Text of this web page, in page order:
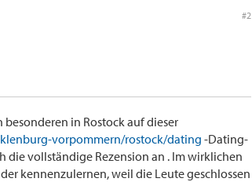
#2
besonderen in Rostock auf dieser
vorpommern/rostock/dating-Dating-
die vollständige Rezension an . Im wirklichen
kennenzulernen, weil die Leute geschlossen